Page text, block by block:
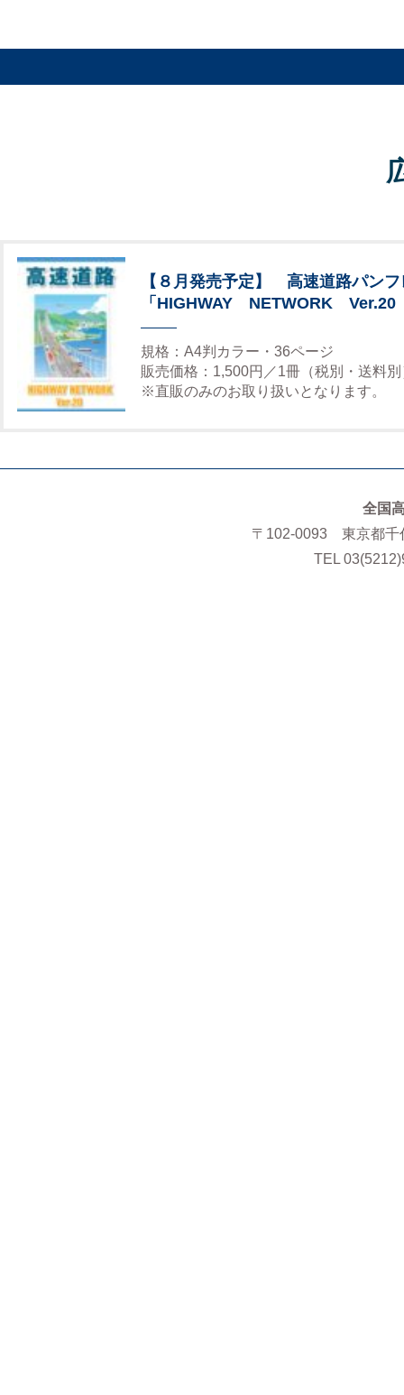
【８月発売予定】 高速道路パンフ
「HIGHWAY NETWORK Ver.20
規格：A4判カラー・36ページ
販売価格：1,500円／1冊（税別・送料別
※直販のみのお取り扱いとなります。
全国
〒102-0093 東京都千
TEL